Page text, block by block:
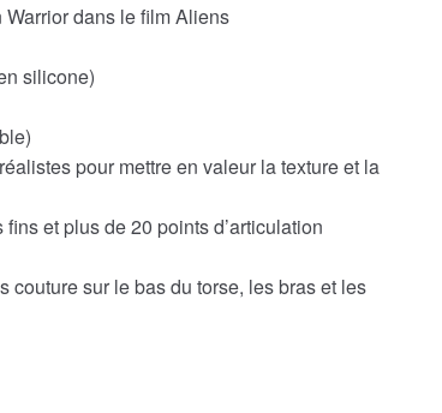
dans le film Aliens
silicone)
pour mettre en valeur la texture et la
et plus de 20 points d’articulation
sur le bas du torse, les bras et les